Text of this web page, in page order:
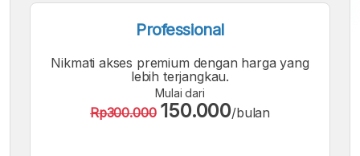
Kecil
A
Font
Sedang
Font
Besar
Professional
Nikmati akses premium dengan harga yang
lebih terjangkau.
Mulai dari
Rp300.000 150.000/bulan